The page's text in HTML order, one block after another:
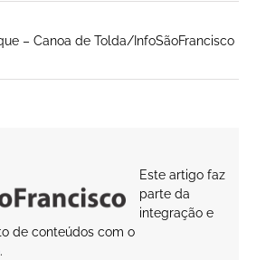
– Canoa de Tolda/InfoSãoFrancisco
Este artigo faz
parte da
integração e
de conteúdos com o
.